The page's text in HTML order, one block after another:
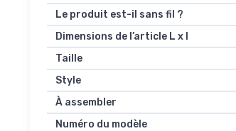
Le produit est-il sans fil ?
Dimensions de l’article L x l
Taille
Style
À assembler
Numéro du modèle